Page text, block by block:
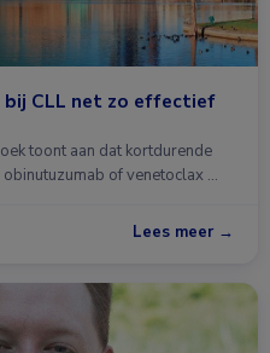
CLL net zo effectief
toont aan dat kortdurende
of venetoclax …
Lees meer →